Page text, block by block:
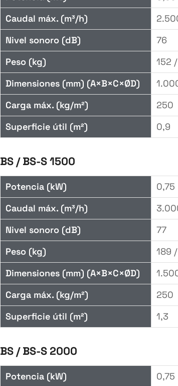
Caudal máx. (m³/h)
Nivel sonoro (dB)
76
Peso (kg)
152
Dimensiones (mm) (A×B×C×ØD)
Carga máx. (kg/m²)
250
Superficie útil (m²)
0,9
BS / BS-S 1500
Potencia (kW)
0,75
Caudal máx. (m³/h)
Nivel sonoro (dB)
77
Peso (kg)
189
Dimensiones (mm) (A×B×C×ØD)
Carga máx. (kg/m²)
250
Superficie útil (m²)
1,3
BS / BS-S 2000
Potencia (kW)
0,75